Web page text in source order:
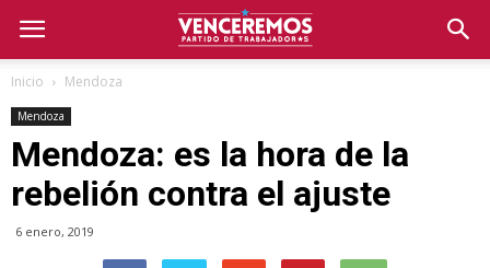
Inicio Mendoza
Mendoza
Mendoza: es la hora de la
rebelión contra el ajuste
6 enero, 2019